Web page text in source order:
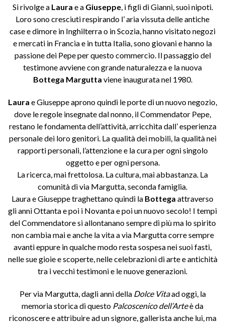
Si rivolge a Laura e a Giuseppe, i figli di Gianni, suoi nipoti.
Loro sono cresciuti respirando l’ aria vissuta delle antiche
case e dimore in Inghilterra o in Scozia, hanno visitato negozi
e mercati in Francia e in tutta Italia, sono giovani e hanno la
passione dei Pepe per questo commercio. Il passaggio del
testimone avviene con grande naturalezza e la nuova
Bottega Margutta viene inaugurata nel 1980.
Laura e Giuseppe aprono quindi le porte di un nuovo negozio,
dove le regole insegnate dal nonno, il Commendator Pepe,
restano le fondamenta dell’attività, arricchita dall’ esperienza
personale dei loro genitori. La qualità dei mobili, la qualità nei
rapporti personali, l’attenzione e la cura per ogni singolo
oggetto e per ogni persona.
La ricerca, mai frettolosa. La cultura, mai abbastanza. La
comunità di via Margutta, seconda famiglia.
Laura e Giuseppe traghettano quindi la Bottega attraverso
gli anni Ottanta e poi i Novanta e poi un nuovo secolo! I tempi
del Commendatore si allontanano sempre di più ma lo spirito
non cambia mai e anche la vita a via Margutta corre sempre
avanti eppure in qualche modo resta sospesa nei suoi fasti,
nelle sue gioie e scoperte, nelle celebrazioni di arte e antichità
tra i vecchi testimoni e le nuove generazioni.
Per via Margutta, dagli anni della Dolce Vitaad oggi, la
memoria storica di questo Palcoscenico dell’Arteè da
riconoscere e attribuire ad un signore, gallerista anche lui, ma